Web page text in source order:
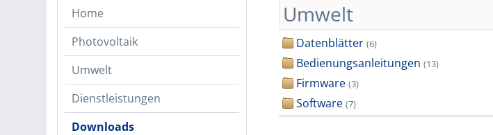
Home
Photovoltaik
Umwelt
Dienstleistungen
Downloads
Umwelt
Datenblätter (6)
Bedienungsanleitungen (13)
Firmware (3)
Software (7)